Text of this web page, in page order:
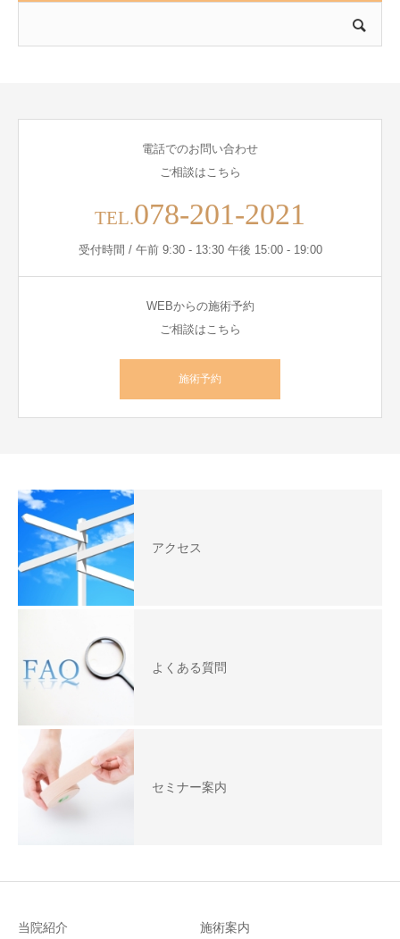
電話でのお問い合わせ
ご相談はこちら
TEL.078-201-2021
受付時間 / 午前 9:30 - 13:30 午後 15:00 - 19:00
WEBからの施術予約
ご相談はこちら
施術予約
アクセス
よくある質問
セミナー案内
当院紹介 施術案内